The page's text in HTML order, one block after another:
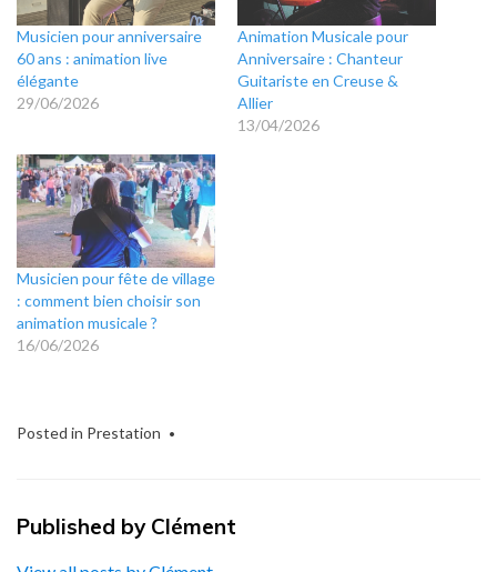
Musicien pour anniversaire
60 ans : animation live
élégante
29/06/2026
Animation Musicale pour
Anniversaire : Chanteur
Guitariste en Creuse &
Allier
13/04/2026
Musicien pour fête de village
: comment bien choisir son
animation musicale ?
16/06/2026
Posted in Prestation
Published by Clément